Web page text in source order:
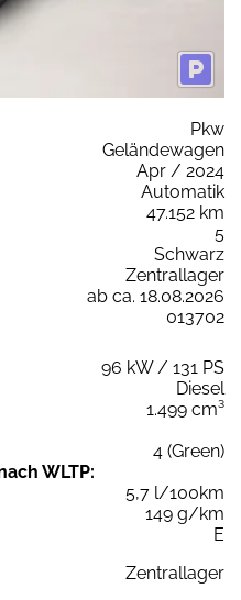
Pkw
Geländewagen
Apr / 2024
Automatik
47.152 km
5
Schwarz
Zentrallager
ab ca. 18.08.2026
013702
96 kW / 131 PS
Diesel
1.499 cm³
4 (Green)
WLTP:
5,7 l/100km
149 g/km
E
Zentrallager